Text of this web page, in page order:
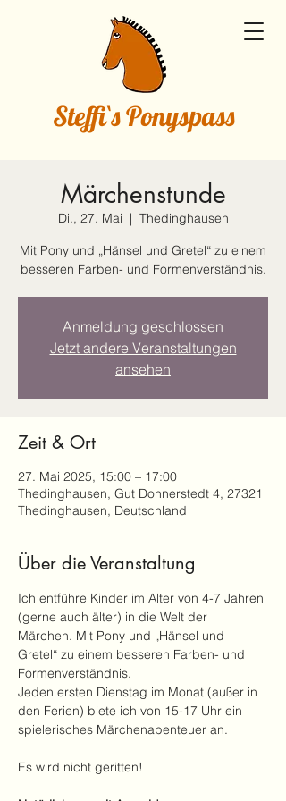
Steffi`s Ponyspass
Märchenstunde
Di., 27. Mai
  |
Thedinghausen
Mit Pony und „Hänsel und Gretel“ zu einem
besseren Farben- und Formenverständnis.
Anmeldung geschlossen
Jetzt andere Veranstaltungen
ansehen
Zeit & Ort
27. Mai 2025, 15:00 – 17:00
Thedinghausen, Gut Donnerstedt 4, 27321
Thedinghausen, Deutschland
Über die Veranstaltung
Ich entführe Kinder im Alter von 4-7 Jahren
(gerne auch älter) in die Welt der
Märchen. Mit Pony und „Hänsel und
Gretel“ zu einem besseren Farben- und
Formenverständnis.
Jeden ersten Dienstag im Monat (außer in
den Ferien) biete ich von 15-17 Uhr ein
spielerisches Märchenabenteuer an.
Es wird nicht geritten!